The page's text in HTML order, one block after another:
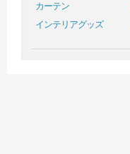
カーテン
インテリアグッズ